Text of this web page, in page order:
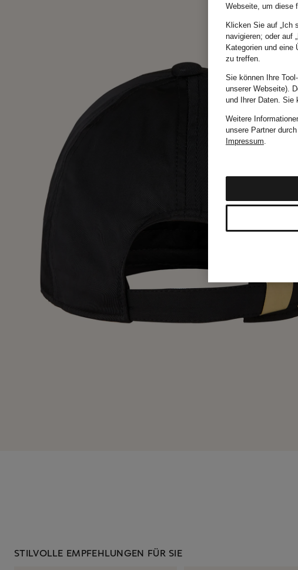
STILVOLLE EMPFEHLUNGEN FÜR SIE
Webseite, um diese
Klicken Sie auf „Ich
navigieren; oder auf
Kategorien und eine
zu treffen.
Sie können Ihre
unserer Webseite).
und Ihrer Daten. Sie
Weitere
unsere Partner
Impressum.